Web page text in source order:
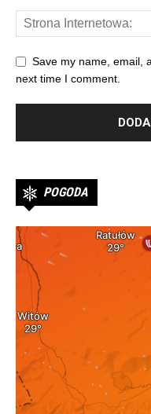
Save my name, email,
next time I comment.
POGODA